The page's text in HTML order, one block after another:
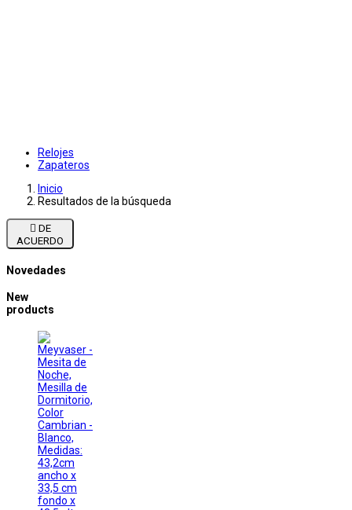
Relojes
Zapateros
Inicio
Resultados de la búsqueda

ACUERDO
Novedades
New
products